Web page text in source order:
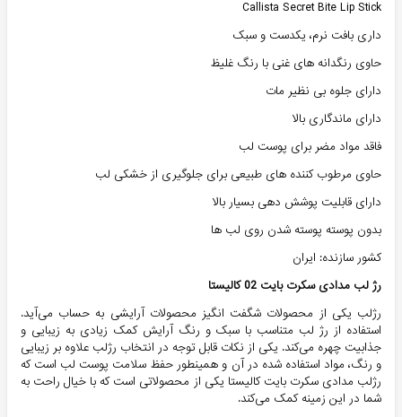
Callista Secret Bite Lip Stick
داری بافت نرم، یکدست و سبک
حاوی رنگدانه های غنی با رنگ غلیظ
دارای جلوه بی نظیر مات
دارای ماندگاری بالا
فاقد مواد مضر برای پوست لب
حاوی مرطوب کننده های طبیعی برای جلوگیری از خشکی لب
دارای قابلیت پوشش دهی بسیار بالا
بدون پوسته پوسته شدن روی لب ها
کشور سازنده: ایران
رژ لب مدادی سکرت بايت 02 کاليستا
رژلب یکی از محصولات شگفت انگیز محصولات آرایشی به حساب می‌آید.
استفاده از رژ لب متناسب با سبک و رنگ آرایش کمک زیادی به زیبایی و
جذابیت چهره می‌کند. یکی از نکات قابل توجه در انتخاب رژلب علاوه بر زیبایی
و رنگ، مواد استفاده شده در آن و همینطور حفظ سلامت پوست لب است که
رژلب مدادی سکرت بایت کالیستا یکی از محصولاتی است که با خیال راحت به
شما در این زمینه کمک می‌کند.